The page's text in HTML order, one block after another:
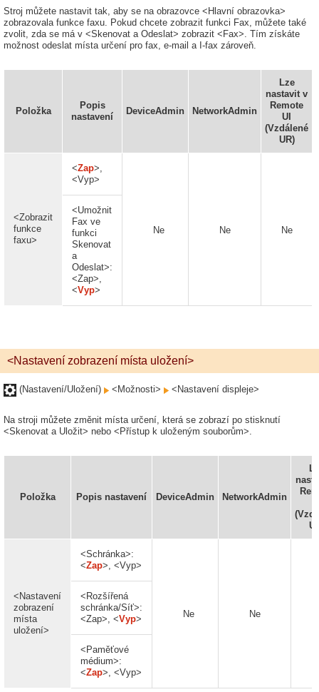
Stroj můžete nastavit tak, aby se na obrazovce <Hlavní obrazovka>
zobrazovala funkce faxu. Pokud chcete zobrazit funkci Fax, můžete také
zvolit, zda se má v <Skenovat a Odeslat> zobrazit <Fax>. Tím získáte
možnost odeslat místa určení pro fax, e-mail a I-fax zároveň.
Položka
Popis
nastavení
DeviceAdmin NetworkAdmin
Lze
nastavit v
Remote
UI
(Vzdálené
UR)
<Zobrazit
funkce
faxu>
<Zap>,
<Vyp>
Ne Ne Ne
<Umožnit
Fax ve
funkci
Skenovat
a
Odeslat>:
<Zap>,
<Vyp>
<Nastavení zobrazení místa uložení>
(Nastavení/Uložení) <Možnosti> <Nastavení displeje>
Na stroji můžete změnit místa určení, která se zobrazí po stisknutí
<Skenovat a Uložit> nebo <Přístup k uloženým souborům>.
Položka Popis nastavení DeviceAdmin NetworkAdmin
<Nastavení
zobrazení
místa
uložení>
<Schránka>:
<Zap>, <Vyp>
Ne Ne
<Rozšířená
schránka/Síť>:
<Zap>, <Vyp>
<Paměťové
médium>:
<Zap>, <Vyp>